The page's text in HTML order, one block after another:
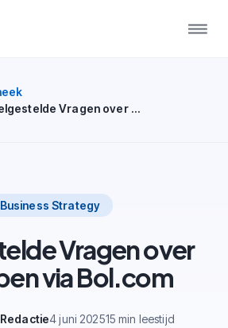
Veelgestelde Vragen over Verkopen via Bol.com
Business Strategy
Vragen over
via Bol.com
4 juni 202515 min leestijd